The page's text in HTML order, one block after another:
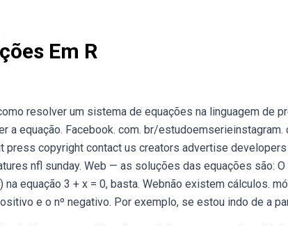
Em R
resolver um sistema de equações na linguagem de
a equação. Facebook. com. br/
press copyright contact us creators advertise
nfl sunday. Web — as soluções das equações são:
na equação 3 + x = 0, basta. Webnão existem cálculos.
e o nº negativo. Por exemplo, se estou indo de a